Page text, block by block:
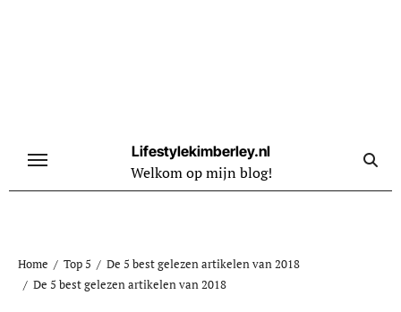
Lifestylekimberley.nl
Welkom op mijn blog!
Home Top 5
De 5 best gelezen artikelen van 2018
De 5 best gelezen artikelen van 2018